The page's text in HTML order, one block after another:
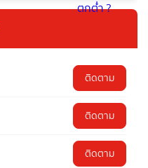
ติดตาม
ติดตาม
ติดตาม